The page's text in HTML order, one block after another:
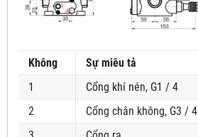
Không
Sự miêu tả
1
Cổng khí nén, G1 / 4
2
Cổng chân không, G3 / 4